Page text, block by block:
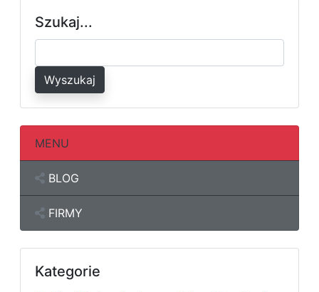
Szukaj...
Wyszukaj
MENU
BLOG
FIRMY
Kategorie